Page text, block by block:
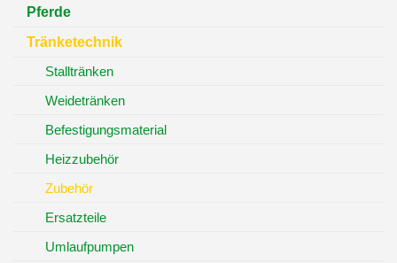
Pferde
Tränketechnik
Stalltränken
Weidetränken
Befestigungsmaterial
Heizzubehör
Zubehör
Ersatzteile
Umlaufpumpen